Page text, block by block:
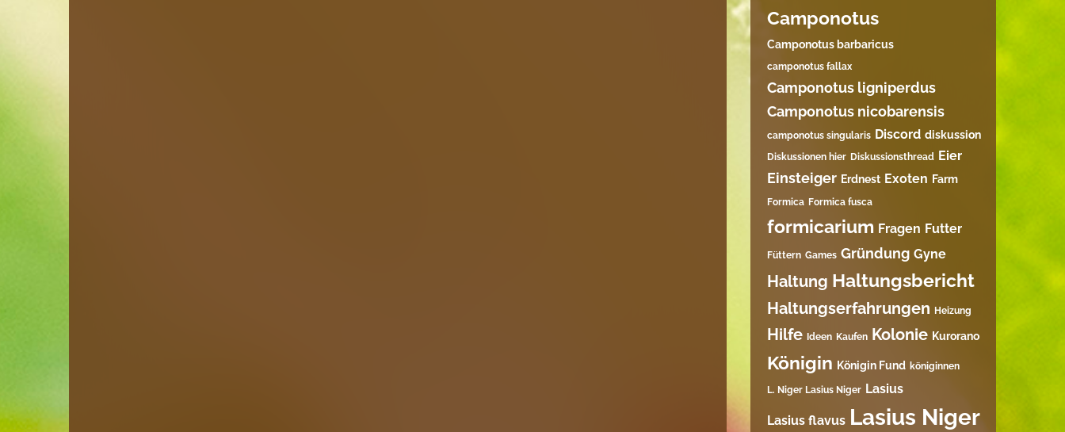
Camponotus
Camponotus barbaricus
camponotus fallax
Camponotus ligniperdus
Camponotus nicobarensis
camponotus singularis Discord diskussion
Diskussionen hier Diskussionsthread Eier
Einsteiger Erdnest Exoten Farm
Formica Formica fusca
formicarium Fragen Futter
Füttern Games Gründung Gyne
Haltung Haltungsbericht
Haltungserfahrungen Heizung
Hilfe Ideen Kaufen Kolonie Kurorano
Königin Königin Fund königinnen
L. Niger Lasius Niger Lasius
Lasius flavus Lasius Niger